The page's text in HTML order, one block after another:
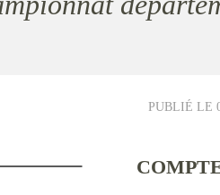
PUBLIÉ LE